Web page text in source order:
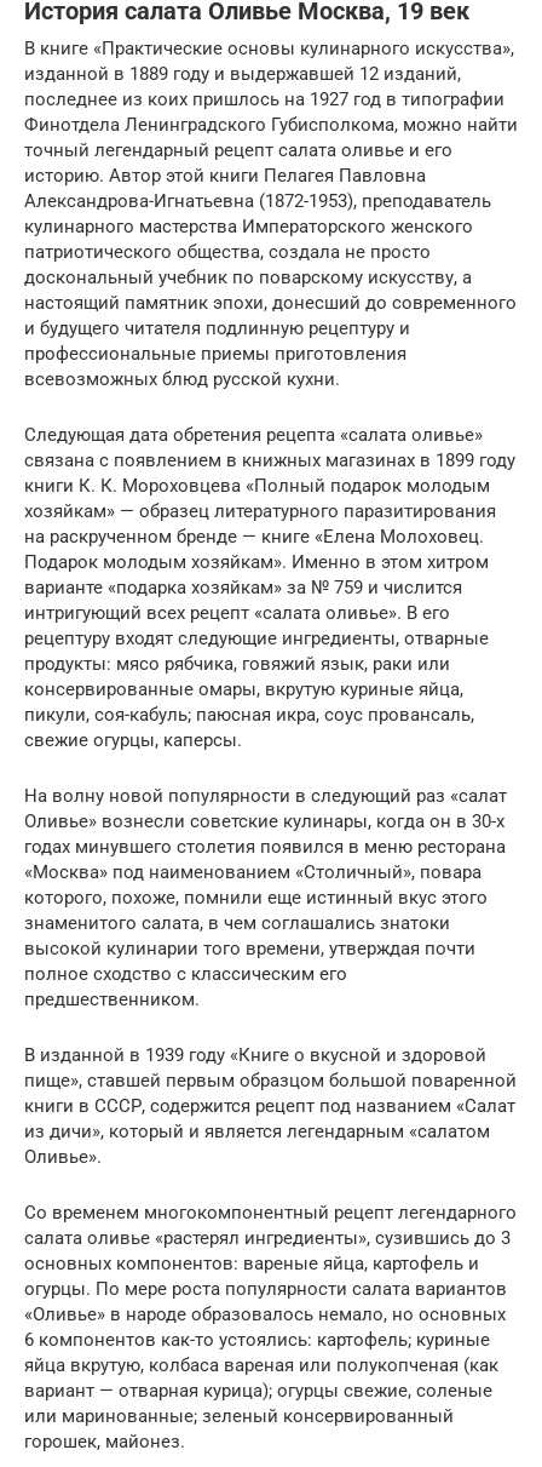
История салата Оливье Москва, 19 век
В книге «Практические основы кулинарного искусства»,
изданной в 1889 году и выдержавшей 12 изданий,
последнее из коих пришлось на 1927 год в типографии
Финотдела Ленинградского Губисполкома, можно найти
точный легендарный рецепт салата оливье и его
историю. Автор этой книги Пелагея Павловна
Александрова-Игнатьевна (1872-1953), преподаватель
кулинарного мастерства Императорского женского
патриотического общества, создала не просто
доскональный учебник по поварскому искусству, а
настоящий памятник эпохи, донесший до современного
и будущего читателя подлинную рецептуру и
профессиональные приемы приготовления
всевозможных блюд русской кухни.
Следующая дата обретения рецепта «салата оливье»
связана с появлением в книжных магазинах в 1899 году
книги К. К. Мороховцева «Полный подарок молодым
хозяйкам» — образец литературного паразитирования
на раскрученном бренде — книге «Елена Молоховец.
Подарок молодым хозяйкам». Именно в этом хитром
варианте «подарка хозяйкам» за № 759 и числится
интригующий всех рецепт «салата оливье». В его
рецептуру входят следующие ингредиенты, отварные
продукты: мясо рябчика, говяжий язык, раки или
консервированные омары, вкрутую куриные яйца,
пикули, соя-кабуль; паюсная икра, соус провансаль,
свежие огурцы, каперсы.
На волну новой популярности в следующий раз «салат
Оливье» вознесли советские кулинары, когда он в 30-х
годах минувшего столетия появился в меню ресторана
«Москва» под наименованием «Столичный», повара
которого, похоже, помнили еще истинный вкус этого
знаменитого салата, в чем соглашались знатоки
высокой кулинарии того времени, утверждая почти
полное сходство с классическим его
предшественником.
В изданной в 1939 году «Книге о вкусной и здоровой
пище», ставшей первым образцом большой поваренной
книги в СССР, содержится рецепт под названием «Салат
из дичи», который и является легендарным «салатом
Оливье».
Со временем многокомпонентный рецепт легендарного
салата оливье «растерял ингредиенты», сузившись до 3
основных компонентов: вареные яйца, картофель и
огурцы. По мере роста популярности салата вариантов
«Оливье» в народе образовалось немало, но основных
6 компонентов как-то устоялись: картофель; куриные
яйца вкрутую, колбаса вареная или полукопченая (как
вариант — отварная курица); огурцы свежие, соленые
или маринованные; зеленый консервированный
горошек, майонез.